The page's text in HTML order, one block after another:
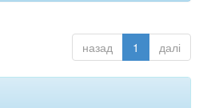
назад 1 далі